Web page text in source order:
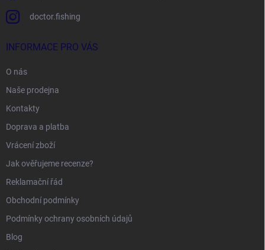
doctor.fishing
INFORMACE PRO VÁS
O nás
Naše prodejna
Kontakty
Doprava a platba
Vrácení zboží
Jak ověřujeme recenze?
Reklamační řád
Obchodní podmínky
Podmínky ochrany osobních údajů
Blog